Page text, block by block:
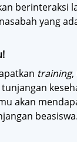
berinteraksi
yang
training,
akan
beasiswa.